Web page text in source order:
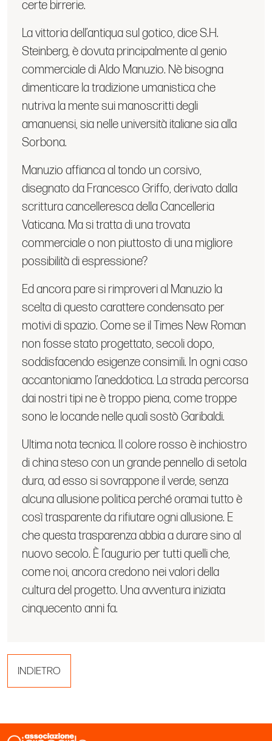
certe birrerie.
La vittoria dell’antiqua sul gotico, dice S.H.
Steinberg, è dovuta principalmente al genio
commerciale di Aldo Manuzio. Nè bisogna
dimenticare la tradizione umanistica che
nutriva la mente sui manoscritti degli
amanuensi, sia nelle università italiane sia alla
Sorbona.
Manuzio affianca al tondo un corsivo,
disegnato da Francesco Griffo, derivato dalla
scrittura cancelleresca della Cancelleria
Vaticana. Ma si tratta di una trovata
commerciale o non piuttosto di una migliore
possibilità di espressione?
Ed ancora pare si rimproveri al Manuzio la
scelta di questo carattere condensato per
motivi di spazio. Come se il Times New Roman
non fosse stato progettato, secoli dopo,
soddisfacendo esigenze consimili. In ogni caso
accantoniamo l’aneddotica. La strada percorsa
dai nostri tipi ne è troppo piena, come troppe
sono le locande nelle quali sostò Garibaldi.
Ultima nota tecnica. Il colore rosso è inchiostro
di china steso con un grande pennello di setola
dura, ad esso si sovrappone il verde, senza
alcuna allusione politica perché oramai tutto è
così trasparente da rifiutare ogni allusione. E
che questa trasparenza abbia a durare sino al
nuovo secolo. È l’augurio per tutti quelli che,
come noi, ancora credono nei valori della
cultura del progetto. Una avventura iniziata
cinquecento anni fa.
INDIETRO